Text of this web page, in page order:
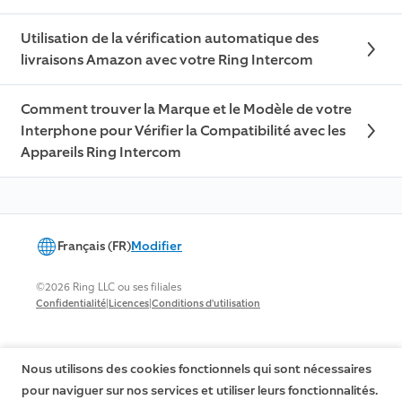
Utilisation de la vérification automatique des
livraisons Amazon avec votre Ring Intercom
Comment trouver la Marque et le Modèle de votre
Interphone pour Vérifier la Compatibilité avec les
Appareils Ring Intercom
Français (FR)Modifier
©2026 Ring LLC ou ses filiales
Confidentialité|Licences|Conditions d'utilisation
Nous utilisons des cookies fonctionnels qui sont nécessaires
pour naviguer sur nos services et utiliser leurs fonctionnalités.